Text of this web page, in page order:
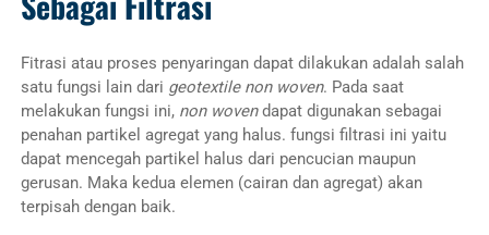
Fitrasi atau proses penyaringan dapat dilakukan adalah salah
satu fungsi lain dari geotextile non woven. Pada saat
melakukan fungsi ini, non wovendapat digunakan sebagai
penahan partikel agregat yang halus. fungsi filtrasi ini yaitu
dapat mencegah partikel halus dari pencucian maupun
gerusan. Maka kedua elemen (cairan dan agregat) akan
terpisah dengan baik.